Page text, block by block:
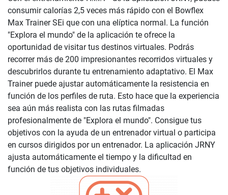
consumir calorías 2,5 veces más rápido con el Bowflex
Max Trainer SEi que con una elíptica normal. La función
"Explora el mundo" de la aplicación te ofrece la
oportunidad de visitar tus destinos virtuales. Podrás
recorrer más de 200 impresionantes recorridos virtuales y
descubrirlos durante tu entrenamiento adaptativo. El Max
Trainer puede ajustar automáticamente la resistencia en
función de los perfiles de ruta. Esto hace que la experiencia
sea aún más realista con las rutas filmadas
profesionalmente de "Explora el mundo". Consigue tus
objetivos con la ayuda de un entrenador virtual o participa
en cursos dirigidos por un entrenador. La aplicación JRNY
ajusta automáticamente el tiempo y la dificultad en
función de tus objetivos individuales.